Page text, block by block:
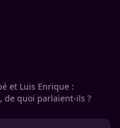
et Luis Enrique :
de quoi parlaient-ils ?